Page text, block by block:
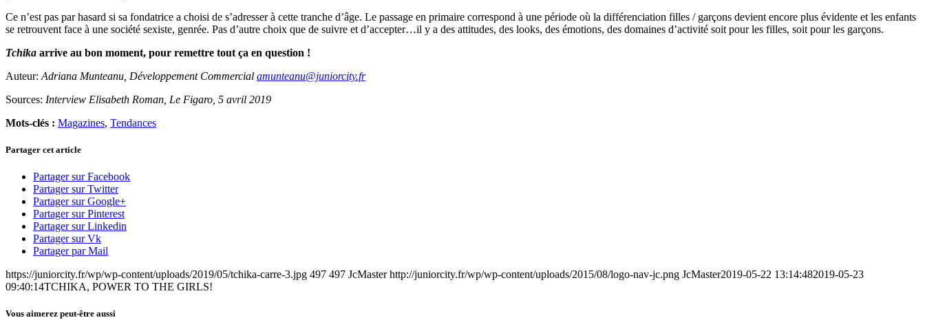
Ce n’est pas par hasard si sa fondatrice a choisi de s’adresser à cette tranche d’âge. Le passage en primaire correspond à une période où la différenciation filles / garçons devient encore plus évidente et les enfants
se retrouvent face à une société sexiste, genrée. Pas d’autre choix que de suivre et d’accepter…il y a des attitudes, des looks, des émotions, des domaines d’activité soit pour les filles, soit pour les garçons.
Tchika arrive au bon moment, pour remettre tout ça en question !
Auteur: Adriana Munteanu, Développement Commercial amunteanu@juniorcity.fr
Sources: Interview Elisabeth Roman, Le Figaro, 5 avril 2019
Mots-clés : Magazines, Tendances
Partager cet article
Partager sur Facebook
Partager sur Twitter
Partager sur Google+
Partager sur Pinterest
Partager sur Linkedin
Partager sur Vk
Partager par Mail
https://juniorcity.fr/wp/wp-content/uploads/2019/05/tchika-carre-3.jpg 497 497 JcMaster http://juniorcity.fr/wp/wp-content/uploads/2015/08/logo-nav-jc.png JcMaster2019-05-22 13:14:482019-05-23
09:40:14TCHIKA, POWER TO THE GIRLS!
Vous aimerez peut-être aussi